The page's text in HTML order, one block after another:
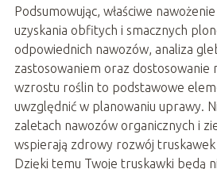
Podsumowując, właściwe
uzyskania obfitych i smacznych
odpowiednich nawozów, analiza
zastosowaniem oraz dostosowanie
wzrostu roślin to podstawowe
uwzględnić w planowaniu uprawy.
zaletach nawozów organicznych i
wspierają zdrowy rozwój truskawek
Dzięki temu Twoje truskawki będą